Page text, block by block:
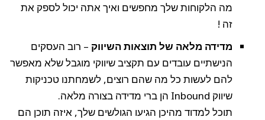
מה הלקוחות שלך מחפשים ואיך אתה יכול לספק את
זה !
מדידה מלאה של תוצאות השיווק – רוב העסקים
הנישתיים עובדים עם תקציב שיווקי מוגבל שלא מאפשר
להם לעשות כל מה שהם רוצים, לשמחתנו טכניקות
שיווק Inbound הן ברי מדידה בצורה מלאה.
תוכל למדוד מהיכן הגיעו הגולשים שלך, איזה תוכן הם